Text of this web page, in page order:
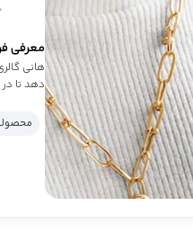
معرفی
دهد تا